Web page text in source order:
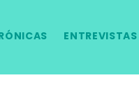
ENTREVISTAS